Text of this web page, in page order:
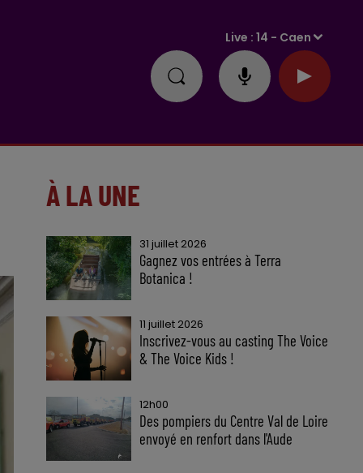
Live :14 - Caen
À LA UNE
31 juillet 2026
Gagnez vos entrées à Terra
Botanica !
11 juillet 2026
Inscrivez-vous au casting The Voice
& The Voice Kids !
12h00
Des pompiers du Centre Val de Loire
envoyé en renfort dans l'Aude